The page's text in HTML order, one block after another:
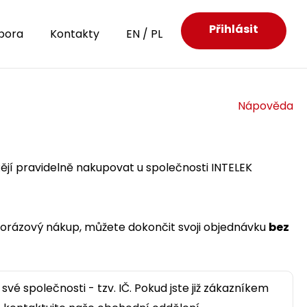
Kontakty EN / PL Přihlásit
Nápověda
pravidelně nakupovat u společnosti INTELEK
nákup, můžete dokončit svoji objednávku bez
společnosti - tzv. IČ. Pokud jste již zákazníkem